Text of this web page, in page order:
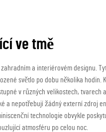
ve tmě
a interiérovém designu.
světlo po dobu několika hodin.
v různých velikostech,
nepotřebují žádný externí zdroj
technologie obvykle
atmosféru po celou noc.